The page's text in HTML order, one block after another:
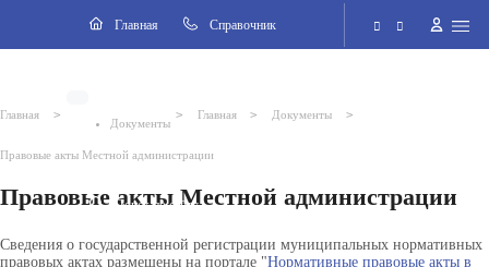
Главная Cправочник
Поиск по сайту
Главная >
Документы
> Главная > Документы >
Правовые акты Местной администрации
Правовые акты Местной администрации
Сведения о государственной регистрации муниципальных нормативных
правовых актах размещены на портале "Нормативные правовые акты в